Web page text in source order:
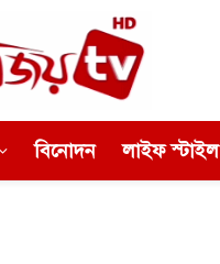
বিনোদন লাইফ স্টাইল